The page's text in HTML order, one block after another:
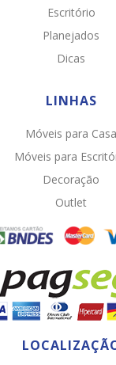
Escritório
Planejados
Dicas
LINHAS
Móveis para Casa
Móveis para
Decoração
Outlet
Chat
Por favor, preencha
conversar e